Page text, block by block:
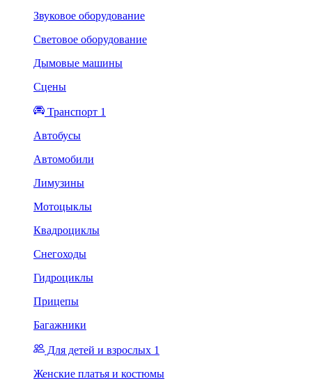
Звуковое оборудование
Световое оборудование
Дымовые машины
Сцены
Транспорт 1
Автобусы
Автомобили
Лимузины
Мотоцыклы
Квадроциклы
Снегоходы
Гидроциклы
Прицепы
Багажники
Для детей и взрослых 1
Женские платья и костюмы